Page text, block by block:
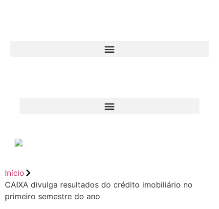
Início
CAIXA divulga resultados do crédito imobiliário no
primeiro semestre do ano